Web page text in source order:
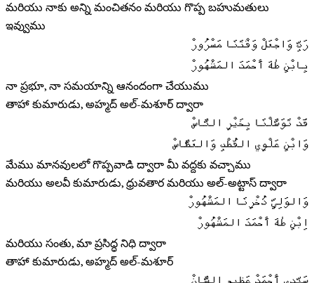
మరియు నాకు అన్ని మంచితనం మరియు గొప్ప బహుమతులు
ఇవ్వుము
رَبِّ وَاجْعَلْ وَقْتَنَا مَسْرُورْ
بِابْنِ طٰهَ أَحْمَدَ المَشْهُورْ
నా ప్రభూ, నా సమయాన్ని ఆనందంగా చేయుము
తాహా కుమారుడు, అహ్మద్ అల్-మశూర్ ద్వారా
قَدْ تَوَسَّلْنَا بِخَيْرِ النَّاسْ
وَابْنِ عَلْوِي القُطْبِ وَالعَطَّاسْ
మేము మానవులలో గొప్పవాడి ద్వారా మీ వద్దకు వచ్చాము
మరియు అలవీ కుమారుడు, ధ్రువతార మరియు అల్-అట్టాస్ ద్వారా
وَالوَلِيِّ ذُخْرِنَا المَشْهُورْ
اِبْنِ طٰهَ أَحْمَدَ المَشْهُورْ
మరియు సంతు, మా ప్రసిద్ధ నిధి ద్వారా
తాహా కుమారుడు, అహ్మద్ అల్-మశూర్